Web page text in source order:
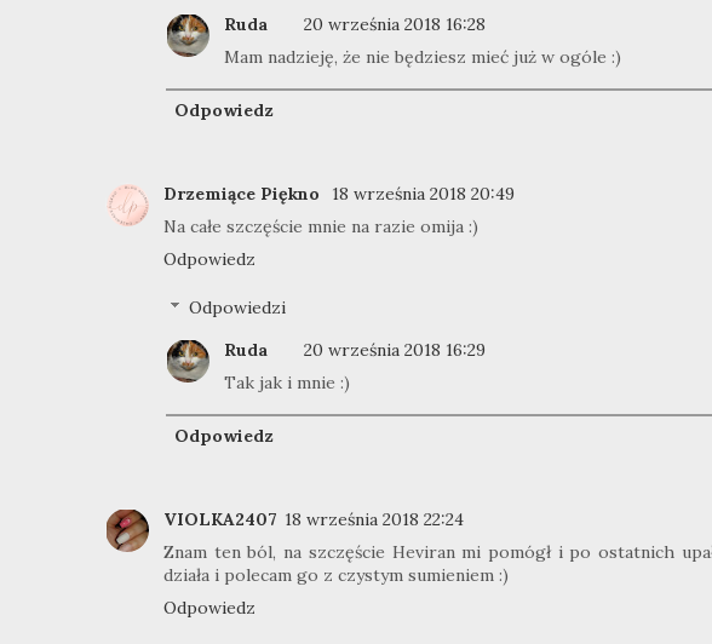
Ruda
20 września 2018 16:28
Mam nadzieję, że nie będziesz mieć już w ogóle :)
Odpowiedz
Drzemiące Piękno
18 września 2018 20:49
Na całe szczęście mnie na razie omija :)
Odpowiedz
Odpowiedzi
Ruda
20 września 2018 16:29
Tak jak i mnie :)
Odpowiedz
VIOLKA2407 18 września 2018 22:24
Znam ten ból, na szczęście Heviran mi pomógł i po ostatnich
działa i polecam go z czystym sumieniem :)
Odpowiedz